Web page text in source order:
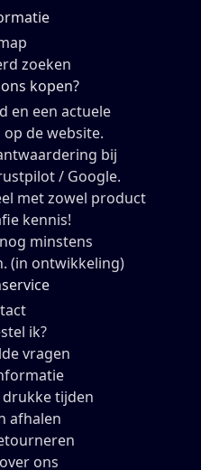
zoeken
kopen?
en een actuele
de website.
bij
/ Google.
met zowel product
kennis!
minstens
(in ontwikkeling)
ik?
vragen
tijden
afhalen
ons